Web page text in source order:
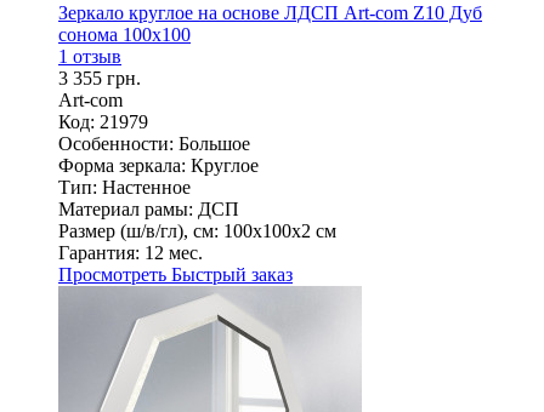
Зеркало круглое на основе ЛДСП Art-com Z10 Дуб
сонома 100х100
1 отзыв
3 355 грн.
Art-com
Код: 21979
Особенности: Большое
Форма зеркала: Круглое
Тип: Настенное
Материал рамы: ДСП
Размер (ш/в/гл), см: 100х100х2 см
Гарантия: 12 мес.
Просмотреть Быстрый заказ